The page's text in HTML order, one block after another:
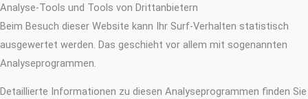
Analyse-Tools und Tools von Dritt­anbietern
Beim Besuch dieser Website kann Ihr Surf-Verhalten statistisch
ausgewertet werden. Das geschieht vor allem mit sogenannten
Analyseprogrammen.
Detaillierte Informationen zu diesen Analyseprogrammen finden Sie